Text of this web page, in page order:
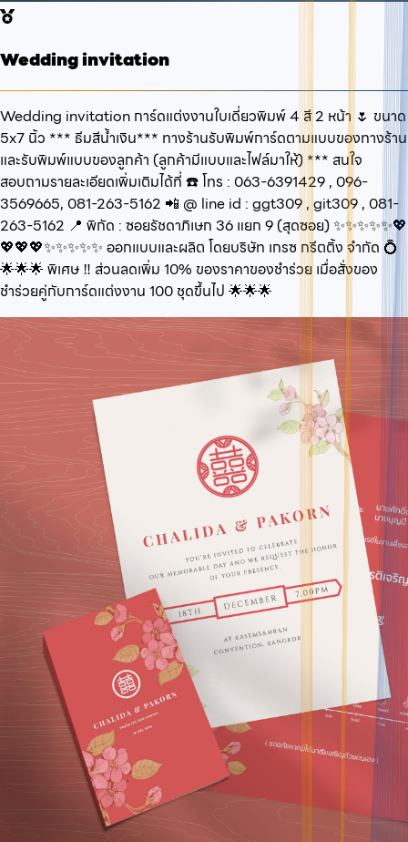
Wedding invitation
Wedding invitation การ์ดแต่งงานใบเดี่ยวพิมพ์ 4 สี 2 หน้า 🌷 ขนาด
5x7 นิ้ว *** ธีมสีน้ำเงิน*** ทางร้านรับพิมพ์การ์ดตามแบบของทางร้าน
และรับพิมพ์แบบของลูกค้า (ลูกค้ามีแบบและไฟล์มาให้) *** สนใจ
สอบถามรายละเอียดเพิ่มเติมได้ที่ ☎️ โทร : 063-6391429 , 096-
3569665, 081-263-5162 📲 @ line id : ggt309 , git309 , 081-
263-5162 📍 พิกัด : ซอยรัชดาภิเษก 36 แยก 9 (สุดซอย) ✨✨✨✨✨💖
💖💖💖✨✨✨✨✨ ออกแบบและผลิต โดยบริษัท เกรซ กรีตติ้ง จำกัด 💍
🌟🌟🌟 พิเศษ ‼️ ส่วนลดเพิ่ม 10% ของราคาของชำร่วย เมื่อสั่งของ
ชำร่วยคู่กับการ์ดแต่งงาน 100 ชุดขึ้นไป 🌟🌟🌟